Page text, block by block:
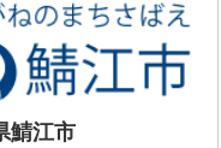
鯖江市